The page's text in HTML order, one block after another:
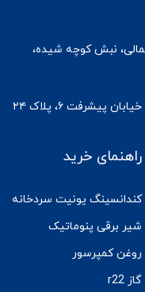
نبش کوچه شیده،
پیشرفت ۶، پلاک ۲۴
راهنمای خرید
کندانسینگ یونیت سردخانه
شیر برقی پنوماتیک
روغن کمپرسور
گاز r22